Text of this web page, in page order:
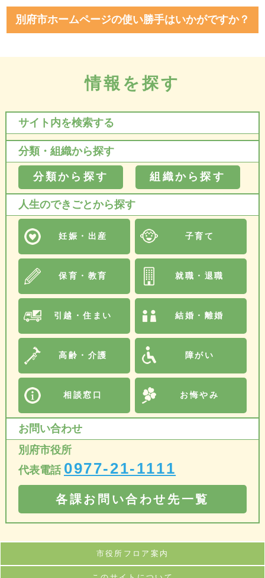
別府市ホームページの使い勝手はいかがですか？
情報を探す
サイト内を検索する
分類・組織から探す
分類から探す 組織から探す
人生のできごとから探す
妊娠・出産 子育て
保育・教育 就職・退職
引越・住まい 結婚・離婚
高齢・介護 障がい
相談窓口 お悔やみ
お問い合わせ
別府市役所
代表電話 0977-21-1111
各課お問い合わせ先一覧
市役所フロア案内